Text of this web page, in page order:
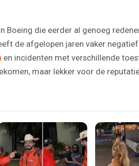
die eerder al genoeg
de afgelopen jaren vaker
en incidenten met verschillende
maar lekker voor de